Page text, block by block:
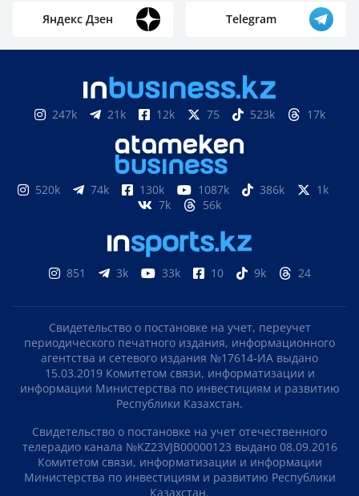
Яндекс Дзен Telegram
247k 21k 12k 75 523k 17k
520k 74k 130k 1087k 386k
1k
7k
56k
851 3k 33k 10 9k 24
Свидетельство о постановке на учет, переучет
периодического печатного издания, информационного
агентства и сетевого издания №17614-ИА выдано
15.03.2019 Комитетом связи, информатизации и
информации Министерства по инвестициям и развитию
Республики Казахстан.
Свидетельство о постановке на учет отечественного
телерадио канала №KZ23VJB00000123 выдано 08.09.2016
Комитетом связи, информатизации и информации
Министерства по инвестициям и развитию Республики
Казахстан.